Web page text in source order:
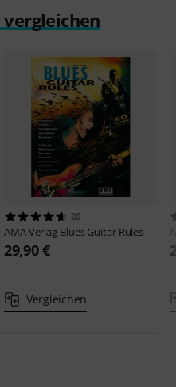
20
AMA Verlag Blues Guitar Rules
29,90 €
Vergleichen